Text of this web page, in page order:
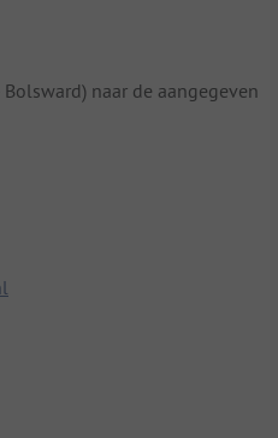
naar de aangegeven